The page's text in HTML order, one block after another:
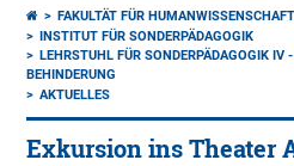
FAKULTÄT FÜR
INSTITUT FÜR SONDERPÄDAGOGIK
LEHRSTUHL FÜR SONDERPÄDAGOGIK IV
BEHINDERUNG
AKTUELLES
Exkursion ins Theater